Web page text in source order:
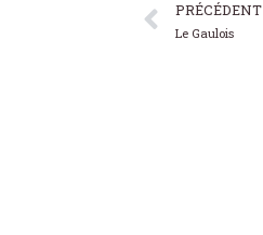
PRÉCÉDENT
Le Gaulois